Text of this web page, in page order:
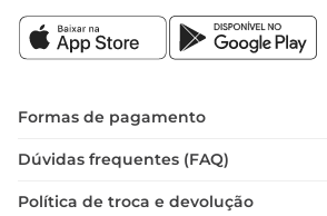
Formas de pagamento
Dúvidas frequentes (FAQ)
Política de troca e devolução